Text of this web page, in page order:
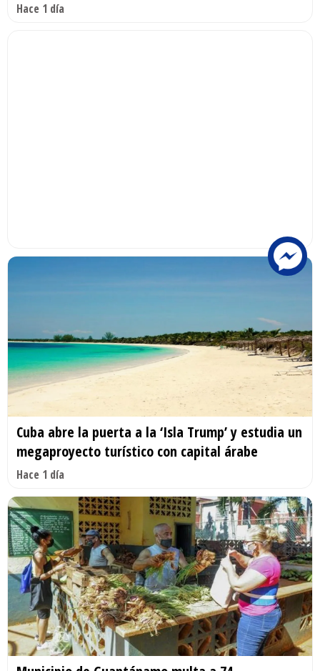
Hace 1 día
Cuba abre la puerta a la ‘Isla Trump’ y estudia un
megaproyecto turístico con capital árabe
Hace 1 día